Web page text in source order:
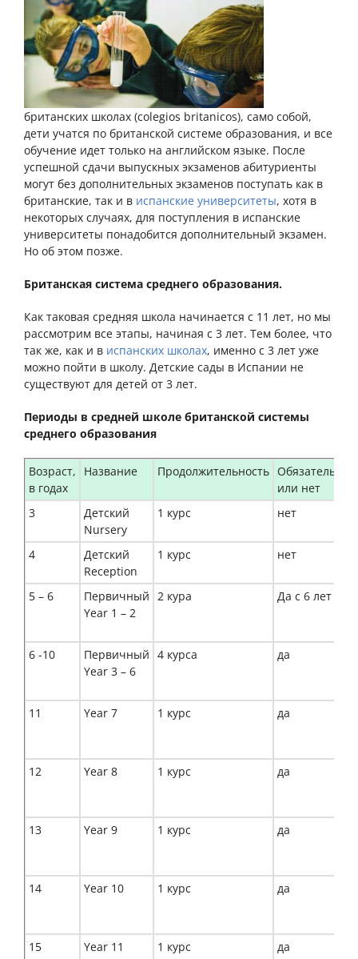
британских школах (colegios britanicos), само собой,
дети учатся по британской системе образования, и все
обучение идет только на английском языке. После
успешной сдачи выпускных экзаменов абитуриенты
могут без дополнительных экзаменов поступать как в
британские, так и в испанские университеты, хотя в
некоторых случаях, для поступления в испанские
университеты понадобится дополнительный экзамен.
Но об этом позже.
Британская система среднего образования.
Как таковая средняя школа начинается с 11 лет, но мы
рассмотрим все этапы, начиная с 3 лет. Тем более, что
так же, как и в испанских школах, именно с 3 лет уже
можно пойти в школу. Детские сады в Испании не
существуют для детей от 3 лет.
Периоды в средней школе британской системы
среднего образования
Возраст,
в годах
Название Продолжительность Обязательно
или нет
3
Детский
Nursery
1 курс нет
4
Детский
Reception
1 курс нет
5 – 6
Первичный
Year 1 – 2
2 кура Да с 6 лет
6 -10
Первичный
Year 3 – 6
4 курса да
11 Year 7 1 курс да
12 Year 8 1 курс да
13 Year 9 1 курс да
14 Year 10 1 курс да
15 Year 11 1 курс да